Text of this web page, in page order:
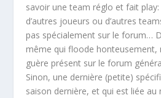
savoir une team réglo et fait play:
d’autres joueurs ou d’autres
pas spécialement sur le forum…
même qui floode
guère présent sur le forum
Sinon, une dernière (petite)
saison dernière, et qui est liée au